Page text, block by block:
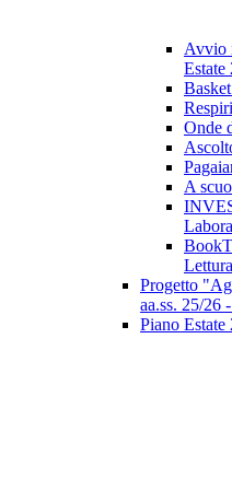
Avvio
Estate
Onde
A
Progetto
aa.ss. 25/26
Piano